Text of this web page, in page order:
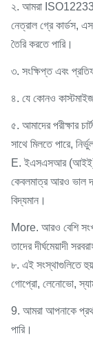
২. আমরা ISO12233
নেত্রাল গ্রে কার্ডস,
তৈরি করতে পারি।
৩. সংক্ষিপ্ত এবং
৪. যে কোনও
৫. আমাদের পরীক্ষার
সাথে মিলতে পারে,
E. ইএসএসআর (আইই)
কেবলমাত্র আরও ভাল
বিদ্যমান।
More. আরও বেশি
তাদের দীর্ঘমেয়াদী
৮. এই সংস্থাগুলিতে
গোপ্রো, লেনোভো,
9. আমরা আপনাকে
পারি।